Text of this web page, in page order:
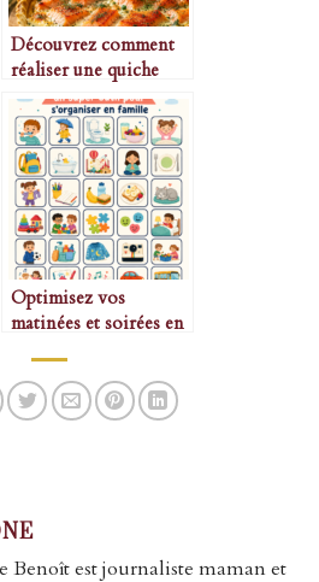
Découvrez comment
réaliser une quiche
saumon Boursin
rapidement
Optimisez vos
matinées et soirées en
routines
Benoît est journaliste maman et